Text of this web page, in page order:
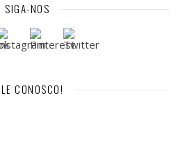
SIGA-NOS
CONOSCO!